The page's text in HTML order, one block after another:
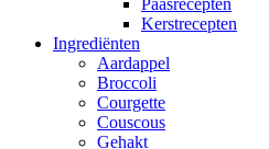
Paasrecepten
Kerstrecepten
Ingrediënten
Aardappel
Broccoli
Courgette
Couscous
Gehakt